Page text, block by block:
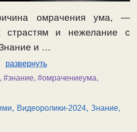
омрачения ума, —
страстям и нежелание с
и …
развернуть
, #знание, #омрачениеума,
, Видеоролики-2024,Знание,